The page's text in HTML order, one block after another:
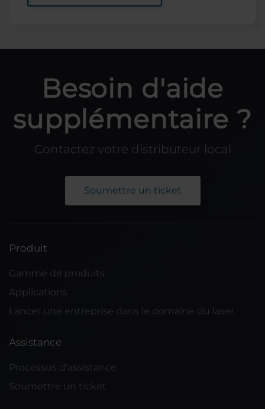
Besoin d'aide
supplémentaire ?
Contactez votre distributeur local
Soumettre un ticket
Produit
Gamme de produits
Applications
Lancer une entreprise dans le domaine du laser
Assistance
Processus d'assistance
Soumettre un ticket